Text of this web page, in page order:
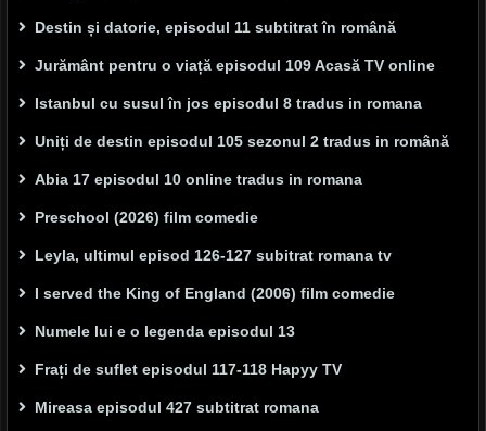
Destin și datorie, episodul 11 subtitrat în română
Jurământ pentru o viață episodul 109 Acasă TV online
Istanbul cu susul în jos episodul 8 tradus in romana
Uniți de destin episodul 105 sezonul 2 tradus in română
Abia 17 episodul 10 online tradus in romana
Preschool (2026) film comedie
Leyla, ultimul episod 126-127 subitrat romana tv
I served the King of England (2006) film comedie
Numele lui e o legenda episodul 13
Frați de suflet episodul 117-118 Hapyy TV
Mireasa episodul 427 subtitrat romana